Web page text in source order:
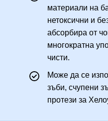
материали на
нетоксични и
абсорбира от
многократна
чисти.
Може да се
зъби, счупени
протези за